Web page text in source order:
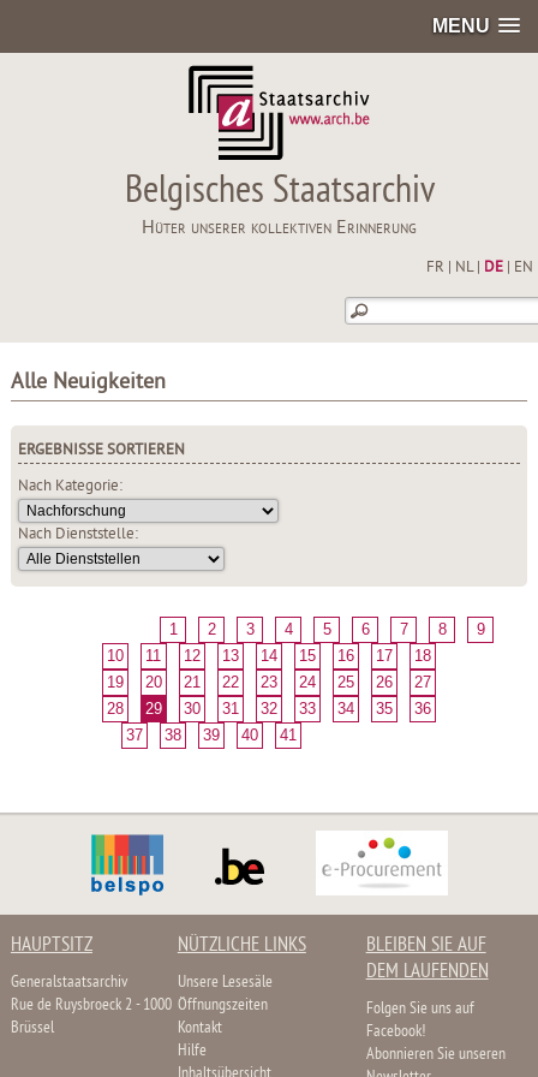
MENU
Belgisches Staatsarchiv
Hüter unserer kollektiven Erinnerung
FR NL| DE| EN
Alle Neuigkeiten
ERGEBNISSE SORTIEREN
Nach Kategorie:
Nach Dienststelle:
1 2 3 4 5 6 7 8
9
10
11 12 13 14 15 16 17
18
19
20 21 22 23 24 25 26
27
28
29 30 31 32 33 34 35
36
37
38 39 40 41
HAUPTSITZ
Generalstaatsarchiv
Rue de Ruysbroeck 2 - 1000
Brüssel
NÜTZLICHE LINKS
Unsere Lesesäle
Öffnungszeiten
Kontakt
Hilfe
BLEIBEN SIE AUF
DEM LAUFENDEN
Folgen Sie uns auf
Facebook!
Abonnieren Sie unseren